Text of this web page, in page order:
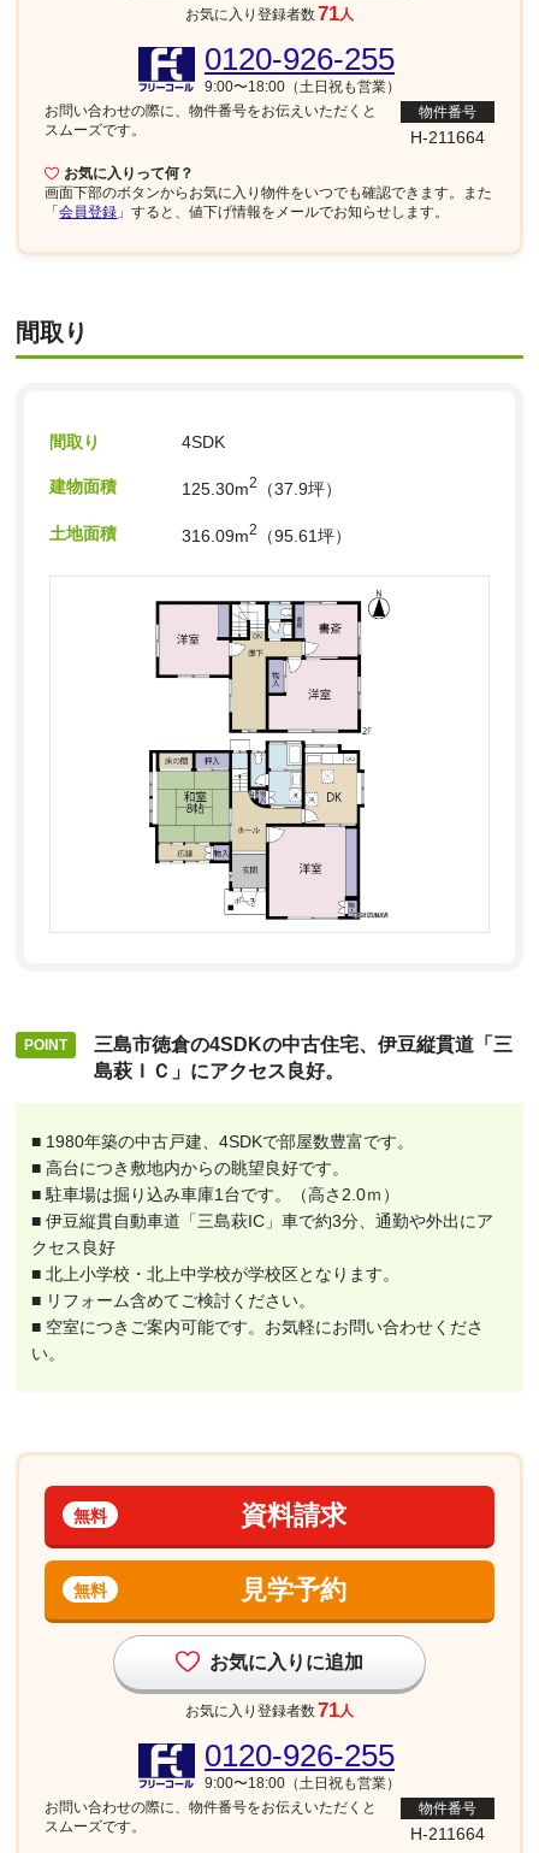
お気に入り登録者数71人
お気に入りって何？
画面下部のボタンからお気に入り物件をいつでも確認できます。また
「会員登録 」すると、値下げ情報をメールでお知らせします。
0120-926-255
9:00〜18:00（土日祝も営業）
お問い合わせの際に、物件番号をお伝えいただくと
スムーズです。
物件番号
H-211664
間取り
間取り 4SDK
建物面積 125.30m2 （37.9坪）
土地面積 316.09m2 （95.61坪）
三島市徳倉の4SDKの中古住宅、伊豆縦貫道「三
島萩ＩＣ」にアクセス良好。
■ 1980年築の中古戸建、4SDKで部屋数豊富です。
■ 高台につき敷地内からの眺望良好です。
■ 駐車場は掘り込み車庫1台です。（高さ2.0ｍ）
■ 伊豆縦貫自動車道「三島萩IC」車で約3分、通勤や外出にア
クセス良好
■ 北上小学校・北上中学校が学校区となります。
■ リフォーム含めてご検討ください。
■ 空室につきご案内可能です。お気軽にお問い合わせくださ
い。
資料請求
無料
見学予約
無料
お気に入りに追加
お気に入り登録者数71 人
0120-926-255
9:00〜18:00（土日祝も営業）
お問い合わせの際に、物件番号をお伝えいただくと
スムーズです。
物件番号
H-211664